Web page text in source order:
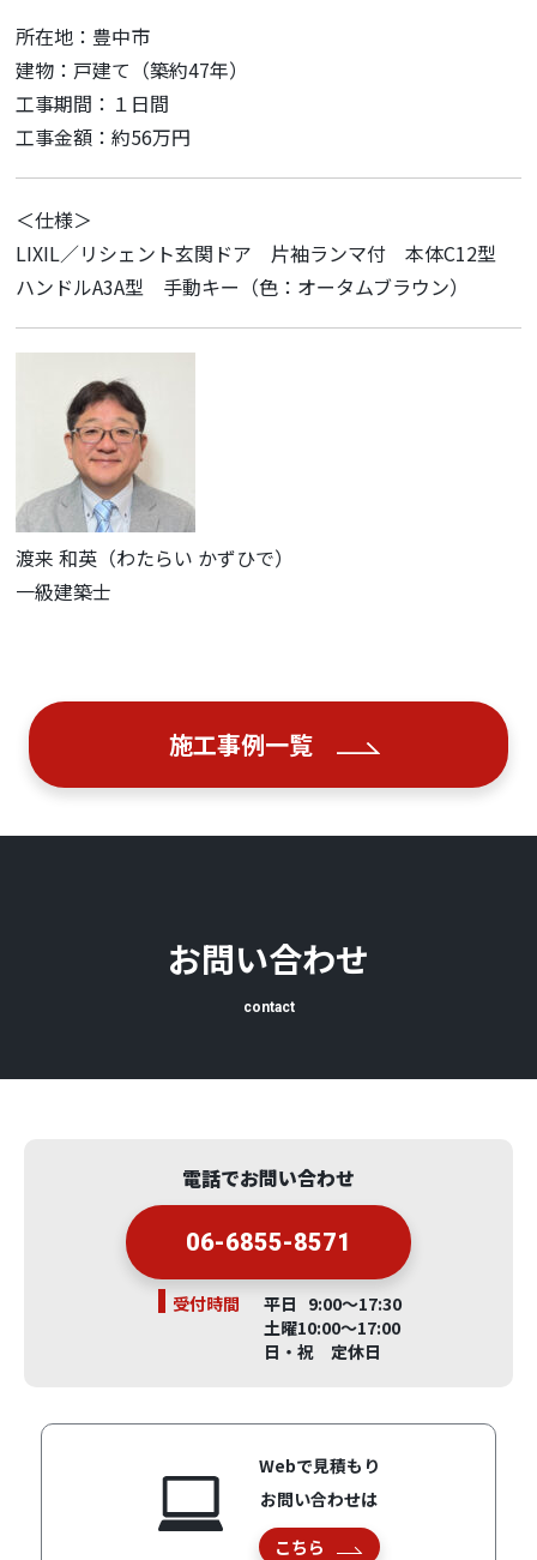
所在地：豊中市
建物：戸建て（築約47年）
工事期間：１日間
工事金額：約56万円
＜仕様＞
LIXIL／リシェント玄関ドア 片袖ランマ付 本体C12型
ハンドルA3A型 手動キー（色：オータムブラウン）
渡来 和英（わたらい かずひで）
一級建築士
施工事例一覧
お問い合わせ
contact
電話でお問い合わせ
06-6855-8571
受付時間
平日 9:00～17:30
土曜10:00～17:00
日・祝 定休日
Webで見積もり
お問い合わせは
こちら